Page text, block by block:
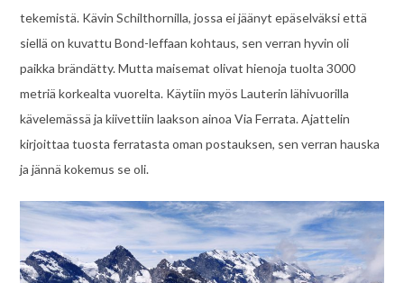
tekemistä. Kävin Schilthornilla, jossa ei jäänyt epäselväksi että
siellä on kuvattu Bond-leffaan kohtaus, sen verran hyvin oli
paikka brändätty. Mutta maisemat olivat hienoja tuolta 3000
metriä korkealta vuorelta. Käytiin myös Lauterin lähivuorilla
kävelemässä ja kiivettiin laakson ainoa Via Ferrata. Ajattelin
kirjoittaa tuosta ferratasta oman postauksen, sen verran hauska
ja jännä kokemus se oli.